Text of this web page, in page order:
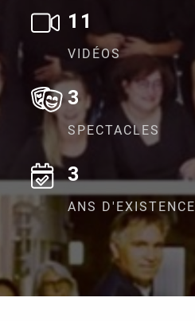
11
VIDÉOS
3
SPECTACLES
3
ANS D'EXISTENCE